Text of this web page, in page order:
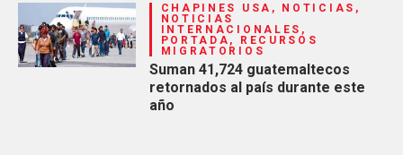
CHAPINES USA, NOTICIAS,
NOTICIAS
INTERNACIONALES,
PORTADA, RECURSOS
MIGRATORIOS
Suman 41,724 guatemaltecos
retornados al país durante este
año